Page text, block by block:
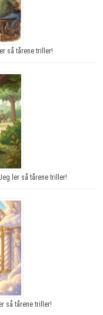
så tårene triller!
ler så tårene triller!
så tårene triller!